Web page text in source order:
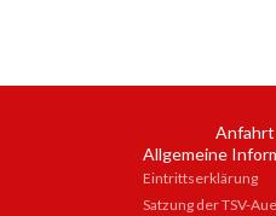
Anfahrt
Allgemeine
Eintrittserklärung
Satzung der TSV-